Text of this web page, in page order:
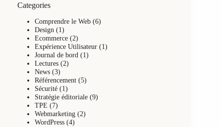
Categories
Comprendre le Web (6)
Design (1)
Ecommerce (2)
Expérience Utilisateur (1)
Journal de bord (1)
Lectures (2)
News (3)
Référencement (5)
Sécurité (1)
Stratégie éditoriale (9)
TPE (7)
Webmarketing (2)
WordPress (4)